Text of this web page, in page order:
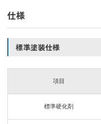
仕様
標準塗装仕様
項目
標準硬化剤